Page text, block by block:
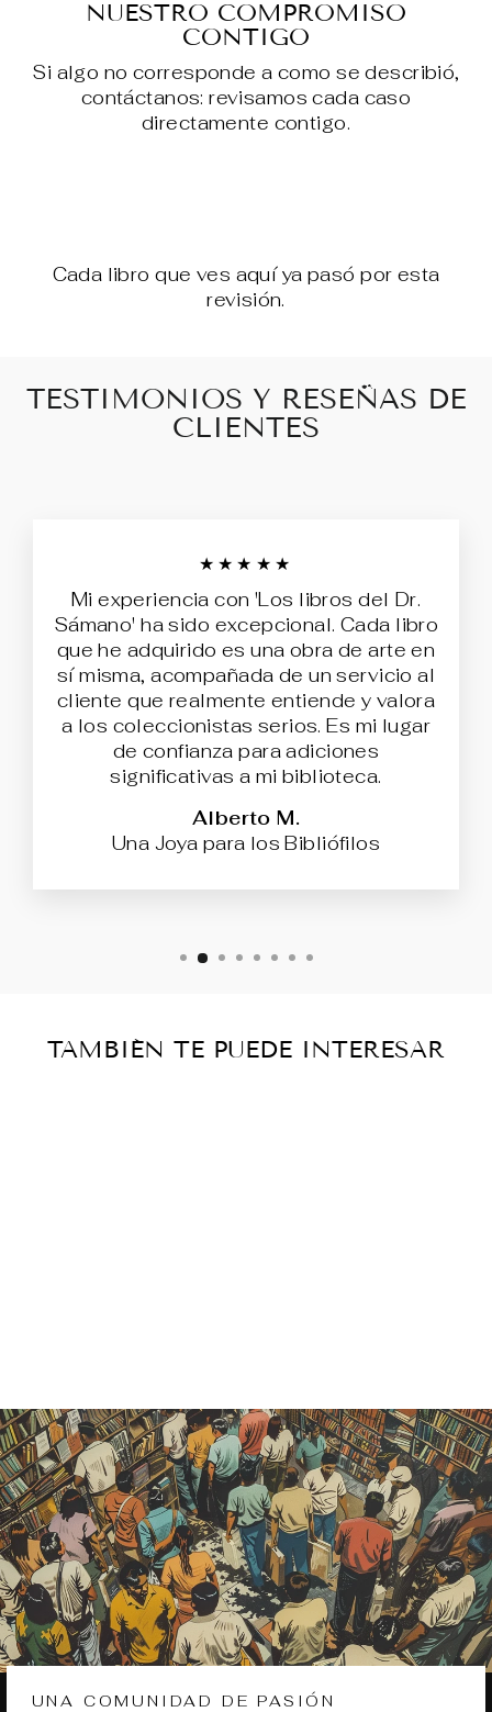
NUESTRO COMPROMISO
CONTIGO
Si algo no corresponde a como se describió,
contáctanos: revisamos cada caso
directamente contigo.
Cada libro que ves aquí ya pasó por esta
revisión.
TESTIMONIOS Y RESEÑAS DE
CLIENTES
★★★★★
Mi experiencia con 'Los libros del Dr.
Sámano' ha sido excepcional. Cada libro
que he adquirido es una obra de arte en
sí misma, acompañada de un servicio al
cliente que realmente entiende y valora
a los coleccionistas serios. Es mi lugar
de confianza para adiciones
significativas a mi biblioteca.
Alberto M.
Una Joya para los Bibliófilos
TAMBIÉN TE PUEDE INTERESAR
UNA COMUNIDAD DE PASIÓN